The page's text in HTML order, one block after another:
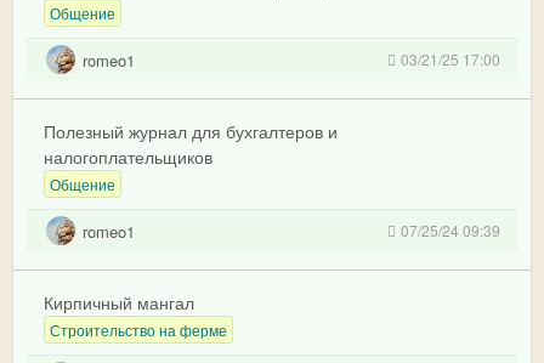
Общение
romeo1 03/21/25 17:00
Полезный журнал для бухгалтеров и
налогоплательщиков
Общение
romeo1 07/25/24 09:39
Кирпичный мангал
Строительство на ферме